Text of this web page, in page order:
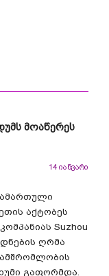
მოაწერეს
14 იანვარი
აქტობეს
Suzhou
ღრმა
გაფორმდა.